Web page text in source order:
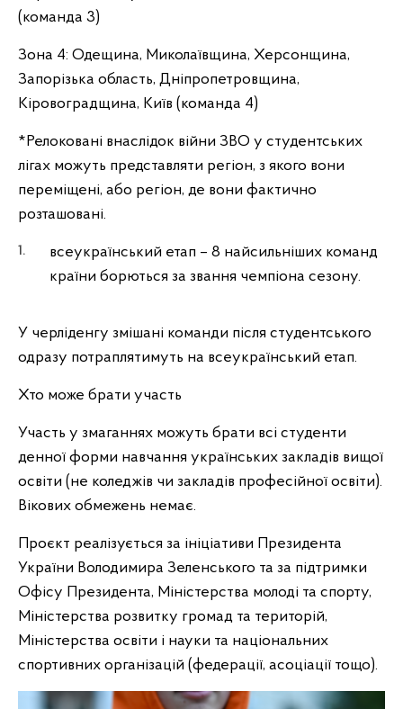
(команда 3)
Зона 4: Одещина, Миколаївщина, Херсонщина,
Запорізька область, Дніпропетровщина,
Кіровоградщина, Київ (команда 4)
*Релоковані внаслідок війни ЗВО у студентських
лігах можуть представляти регіон, з якого вони
переміщені, або регіон, де вони фактично
розташовані.
всеукраїнський етап – 8 найсильніших команд
країни борються за звання чемпіона сезону.
У черліденгу змішані команди після студентського
одразу потраплятимуть на всеукраїнський етап.
Хто може брати участь
Участь у змаганнях можуть брати всі студенти
денної форми навчання українських закладів вищої
освіти (не коледжів чи закладів професійної освіти).
Вікових обмежень немає.
Проєкт реалізується за ініціативи Президента
України Володимира Зеленського та за підтримки
Офісу Президента, Міністерства молоді та спорту,
Міністерства розвитку громад та територій,
Міністерства освіти і науки та національних
спортивних організацій (федерації, асоціації тощо).